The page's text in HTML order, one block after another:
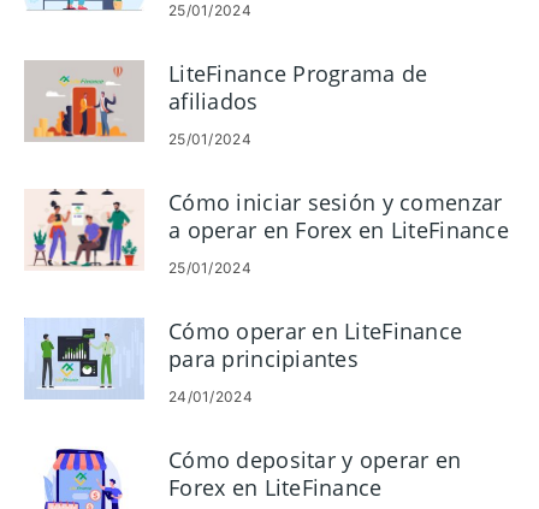
25/01/2024
LiteFinance Programa de
afiliados
25/01/2024
Cómo iniciar sesión y comenzar
a operar en Forex en LiteFinance
25/01/2024
Cómo operar en LiteFinance
para principiantes
24/01/2024
Cómo depositar y operar en
Forex en LiteFinance